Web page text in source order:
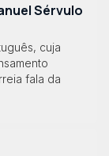
Sérvulo
cuja
fala da